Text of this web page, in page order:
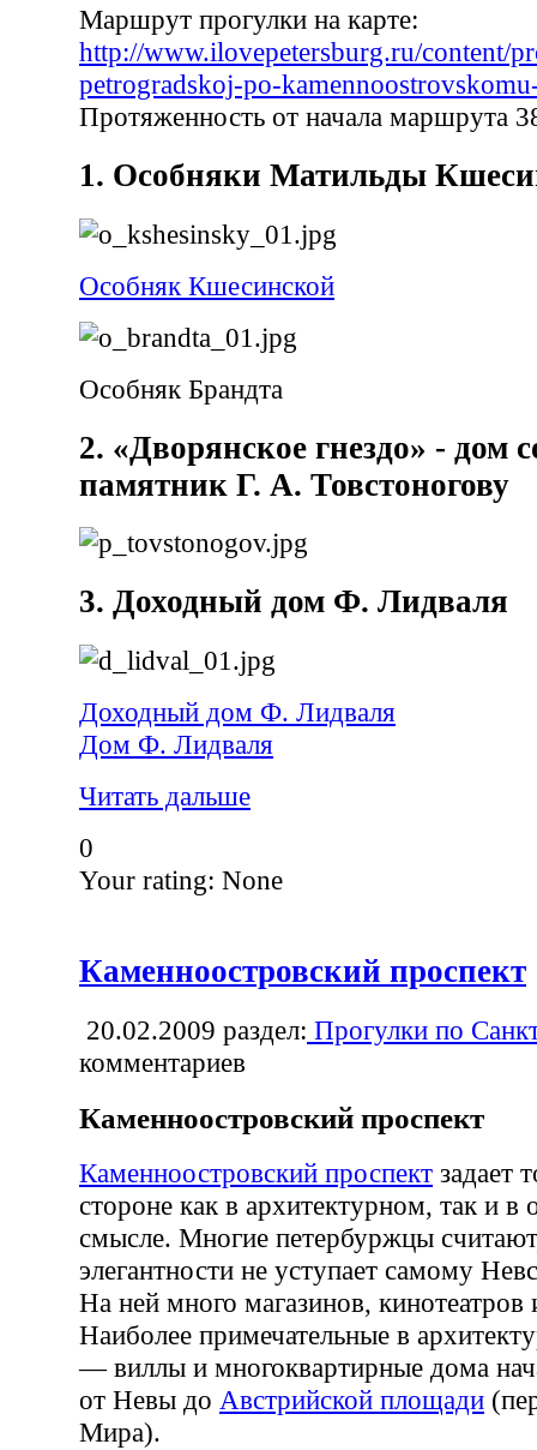
Маршрут прогулки на карте:
http://www.ilovepetersburg.ru/content/
petrogradskoj-po-
Протяженность от начала маршрута
1. Особняки Матильды
Особняк Кшесинской
Особняк Брандта
2. «Дворянское гнездо» - дом
памятник Г. А. Товстоногову
3. Доходный дом Ф. Лидваля
Доходный дом Ф. Лидваля
Дом Ф. Лидваля
Читать дальше
0
Your rating: None
Каменноостровский проспект
20.02.2009 раздел: Прогулки по
комментариев
Каменноостровский проспект
Каменноостровский проспект задает
стороне как в архитектурном, так и в
смысле. Многие петербуржцы
элегантности не уступает самому
На ней много магазинов, кинотеатров
Наиболее примечательные в
— виллы и многоквартирные дома
от Невы до Австрийской площади
Мира).